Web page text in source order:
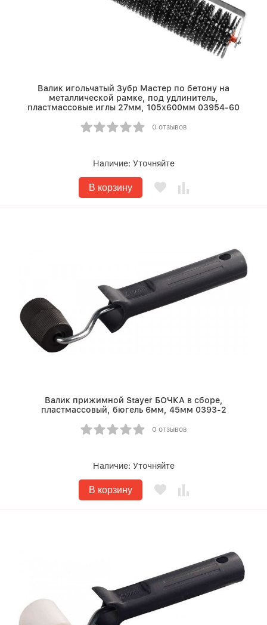
Валик игольчатый Зубр Мастер по бетону на
металлической рамке, под удлинитель,
пластмассовые иглы 27мм, 105х600мм 03954-60
0 отзывов
Наличие: Уточняйте
В корзину
Валик прижимной Stayer БОЧКА в сборе,
пластмассовый, бюгель 6мм, 45мм 0393-2
0 отзывов
Наличие: Уточняйте
В корзину